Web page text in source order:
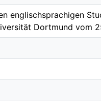
englischsprachigen
Dortmund vom